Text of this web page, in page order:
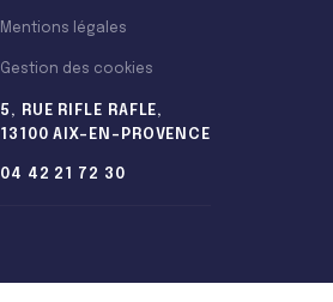
Mentions légales
Gestion des cookies
5, RUE RIFLE RAFLE,
13100 AIX-EN-PROVENCE
04 42 21 72 30